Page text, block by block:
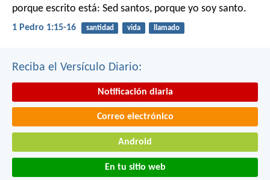
porque escrito está: Sed santos, porque yo soy santo.
1 Pedro 1:15-16 santidad vida llamado
Reciba el Versículo Diario:
Notificación diaria
Correo electrónico
Android
En tu sitio web